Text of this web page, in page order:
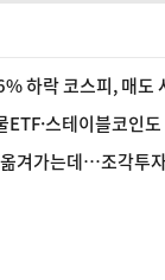
하락 코스피, 매도
ETF·스테이블코인
겨가는데…조각투